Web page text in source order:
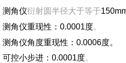
测角仪衍射圆半径大于等于
测角仪重现性：0.0001度。
测角仪角度重现性：0.0006度。
可控小步进：0.0001度。